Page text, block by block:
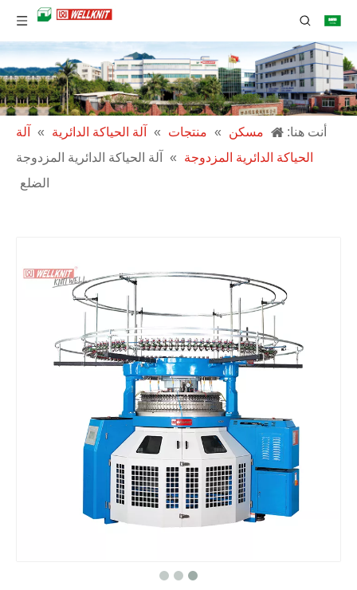
أنت هنا: مسكن » منتجات » آلة الحياكة الدائرية »
آلة
الحياكة الدائرية المزدوجة
»
آلة الحياكة الدائرية المزدوجة
الضلع